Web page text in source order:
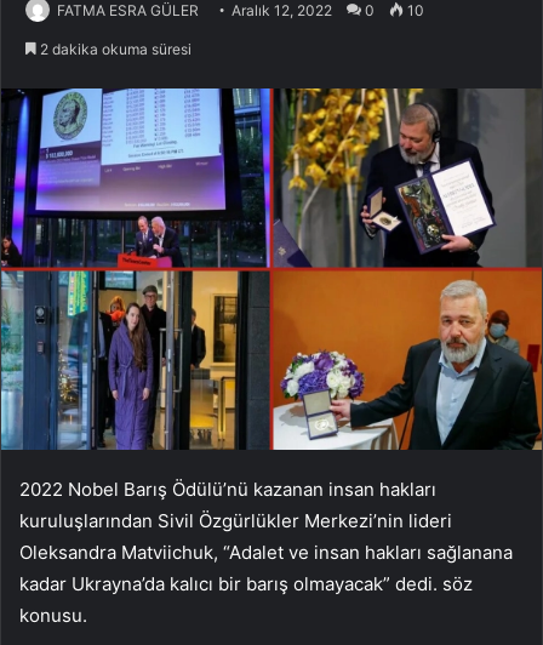
FATMA ESRA GÜLER Aralık 12, 2022 0 10
2 dakika okuma süresi
2022 Nobel Barış Ödülü’nü kazanan insan hakları
kuruluşlarından Sivil Özgürlükler Merkezi’nin lideri
Oleksandra Matviichuk, “Adalet ve insan hakları sağlanana
kadar Ukrayna’da kalıcı bir barış olmayacak” dedi. söz
konusu.